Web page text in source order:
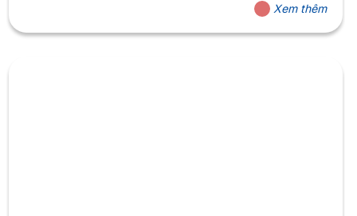
Xem thêm